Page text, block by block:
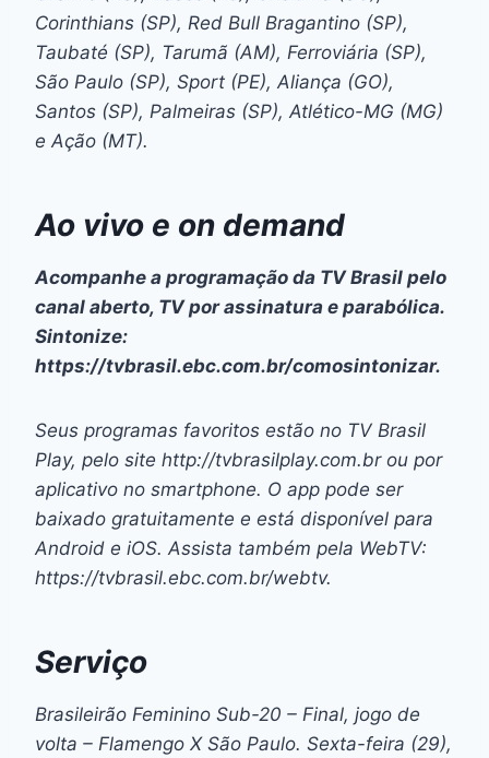
Corinthians (SP), Red Bull Bragantino (SP),
Taubaté (SP), Tarumã (AM), Ferroviária (SP),
São Paulo (SP), Sport (PE), Aliança (GO),
Santos (SP), Palmeiras (SP), Atlético-MG (MG)
e Ação (MT).
Ao vivo e on demand
Acompanhe a programação da TV Brasil pelo
canal aberto, TV por assinatura e parabólica.
Sintonize:
https://tvbrasil.ebc.com.br/comosintonizar.
Seus programas favoritos estão no TV Brasil
Play, pelo site http://tvbrasilplay.com.br ou por
aplicativo no smartphone. O app pode ser
baixado gratuitamente e está disponível para
Android e iOS. Assista também pela WebTV:
https://tvbrasil.ebc.com.br/webtv.
Serviço
Brasileirão Feminino Sub-20 – Final, jogo de
volta – Flamengo X São Paulo. Sexta-feira (29),